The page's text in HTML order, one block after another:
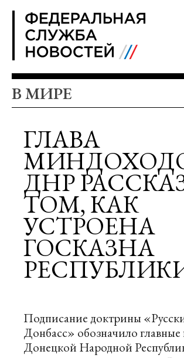
В МИРЕ
ГЛАВА
ДНР
ТОМ, КАК
УСТРОЕНА
ГОСКАЗНА
Подписание доктрины
Донбасс» обозначило
Донецкой Народной